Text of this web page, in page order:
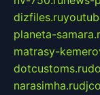
dizfiles.ru
planeta-
matrasy-
dotcustoms.ru
narasimha.ru